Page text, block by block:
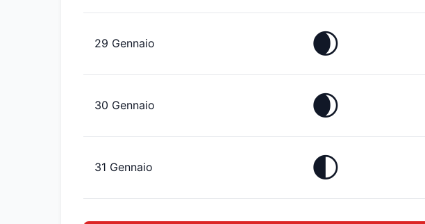
29 Gennaio 🌒
30 Gennaio 🌒
31 Gennaio 🌓